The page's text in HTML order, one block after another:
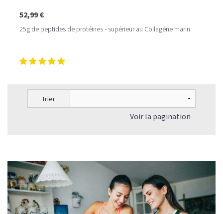
LE PLAISIR D’UN DESSERT GLACÉ, SANS LE SUCRE EN
TROP
52,99 €
25g de peptides de protéines - supérieur au Collagène marin
Trier
Voir la pagination